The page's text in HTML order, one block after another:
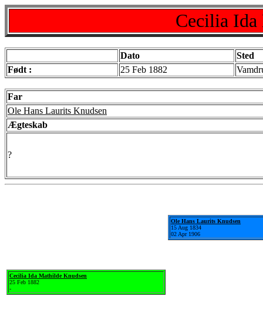
Cecilia Ida
Dato
Sted
Født :
25 Feb 1882
Far
Ole Hans Laurits Knudsen
Ægteskab
?
Cecilia Ida Mathilde Knudsen
25 Feb 1882
-
Ole Hans Laurits Knudsen
15 Aug 1834
02 Apr 1906